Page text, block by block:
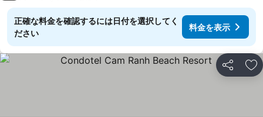
正確な料金を確認するには日付を選択してく
ださい
料金を表示
シェア お